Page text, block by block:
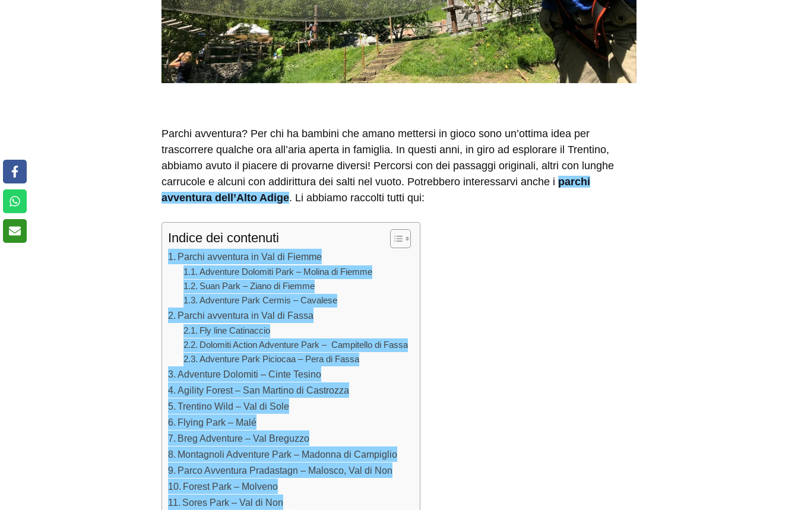
Parchi avventura? Per chi ha bambini che amano mettersi in gioco sono un’ottima idea per
trascorrere qualche ora all’aria aperta in famiglia. In questi anni, in giro ad esplorare il Trentino,
abbiamo avuto il piacere di provarne diversi! Percorsi con dei passaggi originali, altri con lunghe
carrucole e alcuni con addirittura dei salti nel vuoto. Potrebbero interessarvi anche i parchi
avventura dell’Alto Adige. Li abbiamo raccolti tutti qui:
Indice dei contenuti
Parchi avventura in Val di Fiemme
Adventure Dolomiti Park – Molina di Fiemme
Suan Park – Ziano di Fiemme
Adventure Park Cermis – Cavalese
Parchi avventura in Val di Fassa
Fly line Catinaccio
Dolomiti Action Adventure Park – Campitello di Fassa
Adventure Park Piciocaa – Pera di Fassa
Adventure Dolomiti – Cinte Tesino
Agility Forest – San Martino di Castrozza
Trentino Wild – Val di Sole
Flying Park – Malé
Breg Adventure – Val Breguzzo
Montagnoli Adventure Park – Madonna di Campiglio
Parco Avventura Pradastagn – Malosco, Val di Non
Forest Park – Molveno
Sores Park – Val di Non